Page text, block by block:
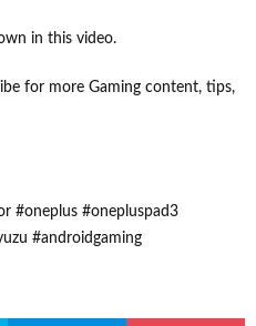
in this video.
for more Gaming content, tips,
#oneplus #onepluspad3
#androidgaming